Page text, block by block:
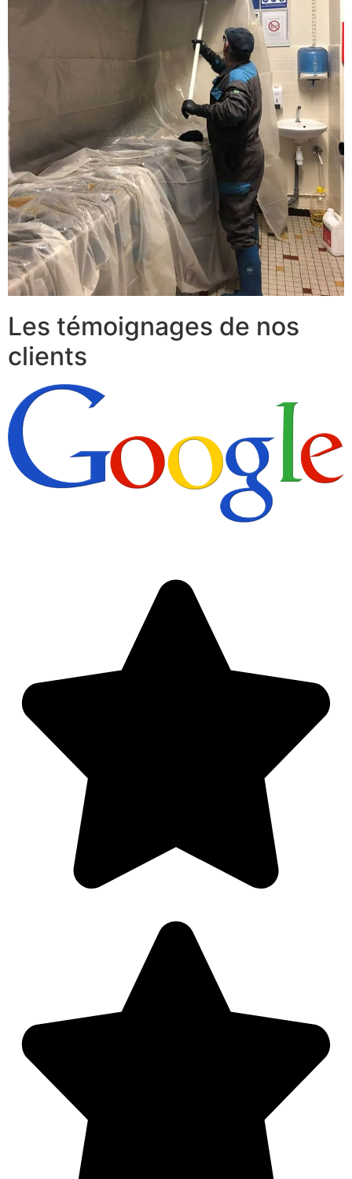
Les témoignages de nos
clients